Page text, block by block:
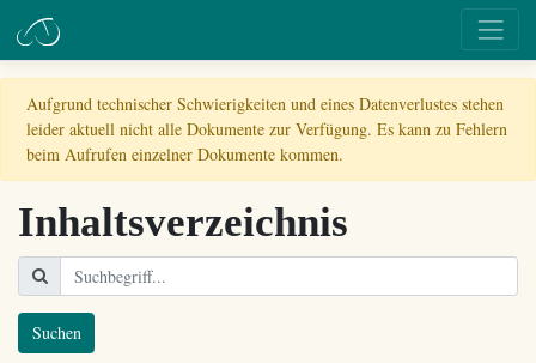
Aufgrund technischer Schwierigkeiten und eines Datenverlustes stehen
leider aktuell nicht alle Dokumente zur Verfügung. Es kann zu Fehlern
beim Aufrufen einzelner Dokumente kommen.
Inhaltsverzeichnis
Suchen